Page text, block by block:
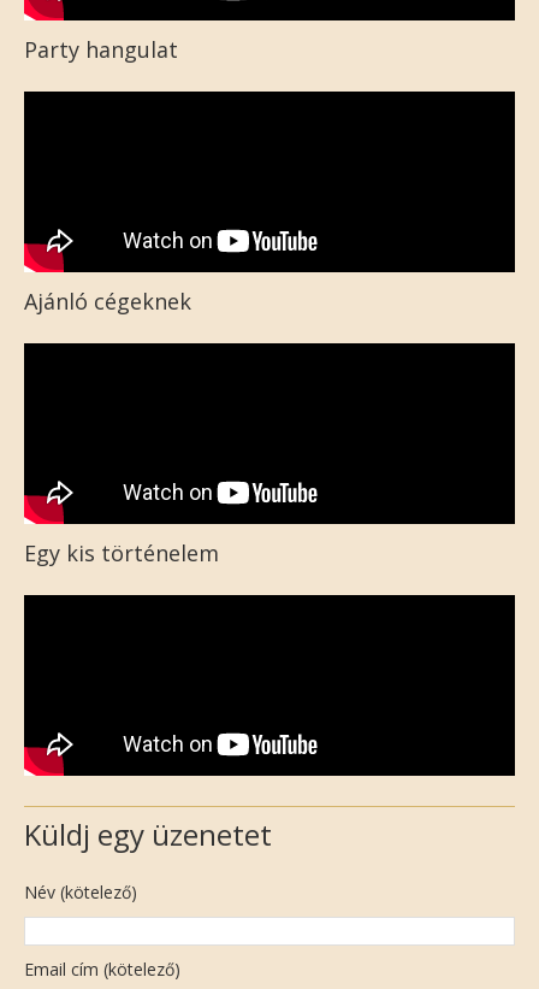
Party hangulat
Ajánló cégeknek
Egy kis történelem
Küldj egy üzenetet
Név (kötelező)
Email cím (kötelező)